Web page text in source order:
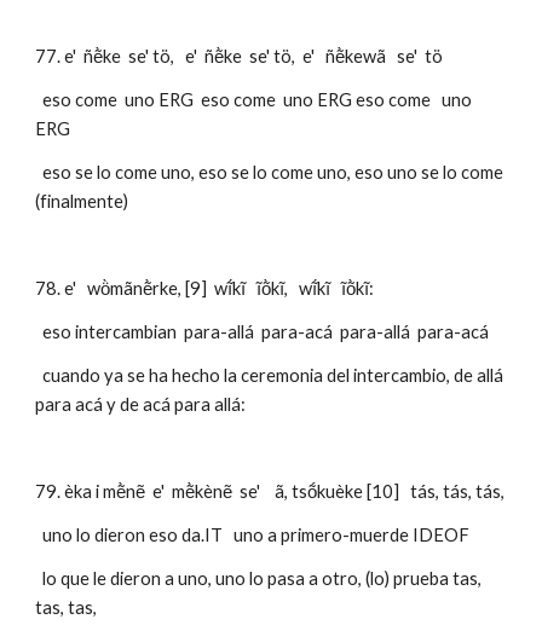
77. e'  ñẽ̀ke  se' tö,   e'  ñẽ̀ke  se' tö,  e'   ñẽ̀kewã   se'  tö
  eso come  uno ERG  eso come  uno ERG eso come   uno
ERG
  eso se lo come uno, eso se lo come uno, eso uno se lo come
(finalmente)
78. e'   wö̀mãnẽ̀rke, [9]  wĩ́kĩ   ĩõ̀kĩ,   wĩ́kĩ   ĩõ̀kĩ:
  eso intercambian  para-allá  para-acá  para-allá  para-acá
  cuando ya se ha hecho la ceremonia del intercambio, de allá
para acá y de acá para allá:
79. èka i mẽ̀nẽ  e'  mẽ̀kènẽ  se'    ã, tsṍkuèke [10]   tás, tás, tás,
  uno lo dieron eso da.IT   uno a primero-muerde IDEOF
  lo que le dieron a uno, uno lo pasa a otro, (lo) prueba tas,
tas, tas,